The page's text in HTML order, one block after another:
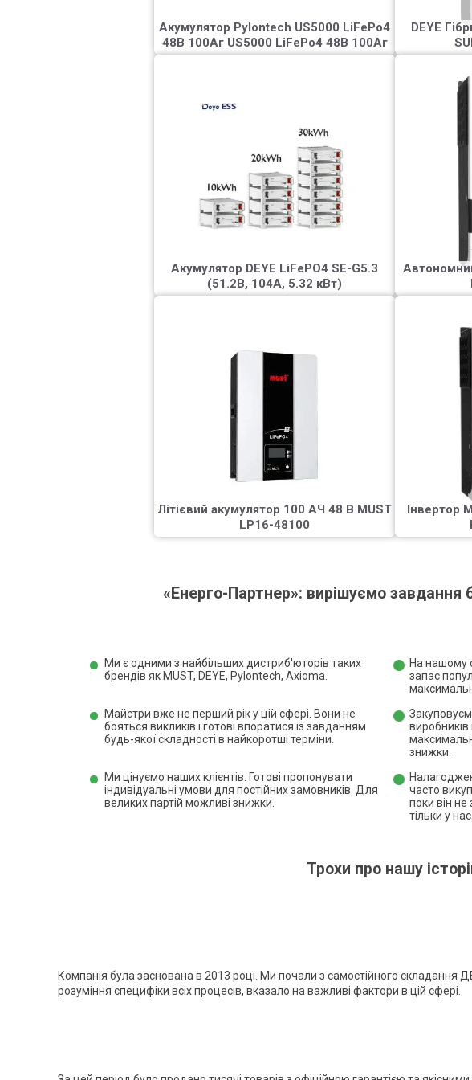
Акумулятор Pylontech US5000 LiFePo4
48В 100Аг US5000 LiFePo4 48В 100Аг
DEYE
Акумулятор DEYE LiFePO4 SE-G5.3
(51.2В, 104А, 5.32 кВт)
Літієвий акумулятор 100
АЧ 48 В MUST LP16-48100
Акумулятор, який застосовується як
буферний накопичувач. Хороша заміна
традиційним свинцево-кислотним
АКБ. Має вбудовану систему BMS. До
4 тисяч циклів при 80% глибини
розряду.
Літієвий акумулятор 100 АЧ 48 В MUST
LP16-48100
48В
зарядний
Інвертор
«Енерго-Партнер»: вирішуємо завдання
Ми є одними з найбільших дистриб'юторів таких
брендів як MUST, DEYE, Pylontech, Axioma.
На нашому
запас
Майстри вже не перший рік у цій сфері. Вони не
бояться викликів і готові впоратися із завданням
будь-якої складності в найкоротші терміни.
знижки.
Ми цінуємо наших клієнтів. Готові пропонувати
індивідуальні умови для постійних замовників. Для
великих партій можливі знижки.
часто
поки він не
тільки у нас.
Трохи про нашу
Компанія була заснована в 2013 році. Ми почали з самостійного
розуміння специфіки всіх процесів, вказало на важливі фактори в цій сфері.